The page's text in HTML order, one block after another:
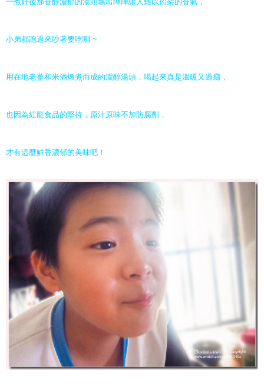
小弟都跑過來吵著要吃咧 ~
用在地老薑和米酒燉煮而成的濃醇湯頭，喝起來真是溫暖又過癮，
也因為紅龍食品的堅持，原汁原味不加防腐劑，
才有這麼鮮香濃郁的美味吧！